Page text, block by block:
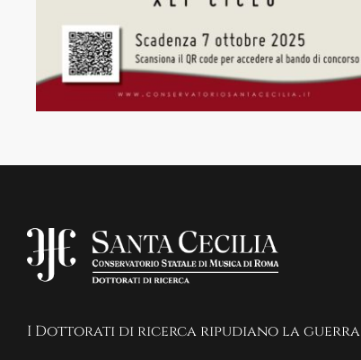
I Dottorati di ricerca ripudiano la guerra